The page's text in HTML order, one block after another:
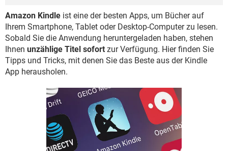
FACEBOOK HARDWARE
WHATSAPP TIKTOK
FACEBOOK HARDWARE
ANDROID IOS
WINDOWS 10 INSTAGRAM
WHATSAPP TIKTOK
FACEBOOK HARDWARE
SPIELE STREAMING
ANDROID IOS
WINDOWS 10 INSTAGRAM
WHATSAPP
HARDWARE
Amazon Kindle ist eine der besten Apps, um Bücher auf
Ihrem Smartphone, Tablet oder Desktop-Computer zu lesen.
Sobald Sie die Anwendung heruntergeladen haben, stehen
Ihnen unzählige Titel sofort zur Verfügung. Hier finden Sie
Tipps und Tricks, mit denen Sie das Beste aus der Kindle
App herausholen.